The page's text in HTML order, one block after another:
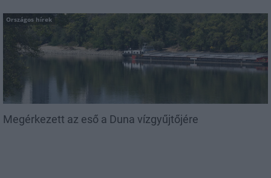
Országos hírek
Megérkezett az eső a Duna vízgyűjtőjére